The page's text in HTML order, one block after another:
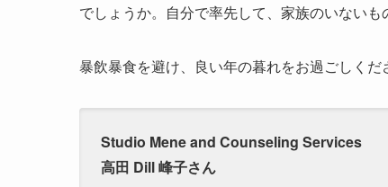
でしょうか。自分で率先して、家族のいないも
暴飲暴食を避け、良い年の暮れをお過ごしくだ
Studio Mene and Counseling Services
高田 Dill 峰子さん